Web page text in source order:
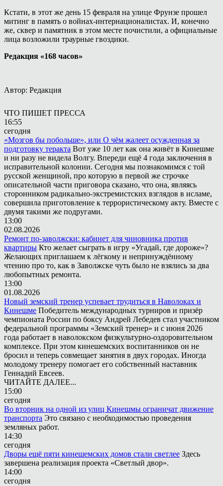
Кстати, в этот же день 15 февраля на улице Фрунзе прошел
митинг в память о войнах-интернационалистах. И, конечно
же, сквер и памятник в этом месте почистили, а официальные
лица возложили траурные гвоздики.
Редакция «168 часов»
Автор: Редакция
ЧТО ПИШЕТ ПРЕССА
16:55
сегодня
«Мозгов бы побольше», или О чём жалеет осужденная за
подготовку теракта Вот уже 10 лет как она живёт в Кинешме
и ни разу не видела Волгу. Впереди ещё 4 года заключения в
исправительной колонии. Сегодня мы познакомимся с той
русской женщиной, про которую в первой же строчке
описательной части приговора сказано, что она, являясь
сторонником радикально-экстремистских взглядов в исламе,
совершила приготовление к террористическому акту. Вместе с
двумя такими же подругами.
13:00
02.08.2026
Ремонт по-заволжски: кабинет для чиновника против
квартиры Кто желает сыграть в игру «Угадай, где дороже»?
Желающих приглашаем к лёгкому и непринуждённому
чтению про то, как в Заволжске чуть было не взялись за два
любопытных ремонта.
13:00
01.08.2026
Новый земский тренер успевает трудиться в Наволоках и
Кинешме Победитель международных турниров и призёр
чемпионата России по боксу Андрей Лебедев стал участником
федеральной программы «Земский тренер» и с июня 2026
года работает в наволокском физкультурно-оздоровительном
комплексе. При этом кинешемских воспитанников он не
бросил и теперь совмещает занятия в двух городах. Иногда
молодому тренеру помогает его собственный наставник
Геннадий Евсеев.
ЧИТАЙТЕ ДАЛЕЕ...
15:00
сегодня
Во вторник на одной из улиц Кинешмы ограничат движение
транспорта Это связано с необходимостью проведения
земляных работ.
14:30
сегодня
Дворы ещё пяти кинешемских домов стали светлее Здесь
завершена реализация проекта «Светлый двор».
14:00
сегодня